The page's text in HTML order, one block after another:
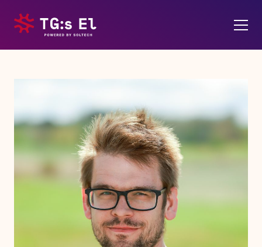
Personal
Soltech Energy